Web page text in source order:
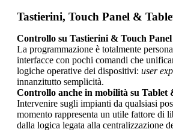
Tastierini, Touch Panel &
Controllo su Tastierini & Touch Panel
La programmazione è totalmente
interfacce con pochi comandi che
logiche operative dei dispositivi: user
innanzitutto semplicità.
Controllo anche in mobilità su Tablet
Intervenire sugli impianti da qualsiasi
momento rappresenta un utile fattore di
dalla logica legata alla centralizzazione